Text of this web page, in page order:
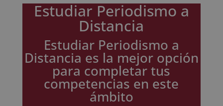
Estudiar Periodismo a
Distancia
Estudiar Periodismo a
Distancia es la mejor opción
para completar tus
competencias en este
ámbito